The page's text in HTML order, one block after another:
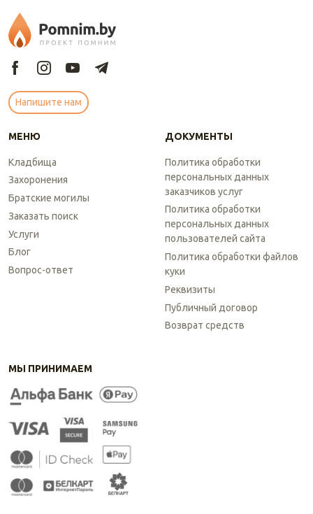
Напишите нам
МЕНЮ
Кладбища
Захоронения
Братские могилы
Заказать поиск
Услуги
Блог
Вопрос-ответ
ДОКУМЕНТЫ
Политика обработки
персональных данных
заказчиков услуг
Политика обработки
персональных данных
пользователей сайта
Политика обработки файлов
куки
Реквизиты
Публичный договор
Возврат средств
МЫ ПРИНИМАЕМ